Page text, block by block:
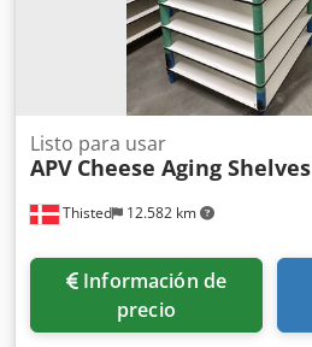
Thisted 12.582 km
Listo para usar
APV Cheese Aging Shelves
Información de
precio